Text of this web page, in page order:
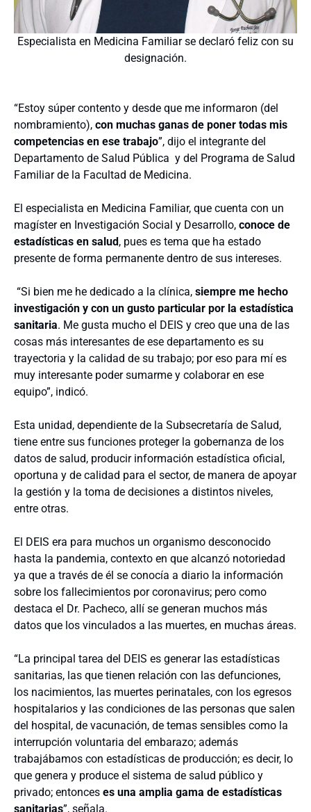
Especialista en Medicina Familiar se declaró feliz con su
designación.
“Estoy súper contento y desde que me informaron (del
nombramiento), con muchas ganas de poner todas mis
competencias en ese trabajo”, dijo el integrante del
Departamento de Salud Pública y del Programa de Salud
Familiar de la Facultad de Medicina.
El especialista en Medicina Familiar, que cuenta con un
magíster en Investigación Social y Desarrollo, conoce de
estadísticas en salud, pues es tema que ha estado
presente de forma permanente dentro de sus intereses.
“Si bien me he dedicado a la clínica, siempre me hecho
investigación y con un gusto particular por la estadística
sanitaria. Me gusta mucho el DEIS y creo que una de las
cosas más interesantes de ese departamento es su
trayectoria y la calidad de su trabajo; por eso para mí es
muy interesante poder sumarme y colaborar en ese
equipo”, indicó.
Esta unidad, dependiente de la Subsecretaría de Salud,
tiene entre sus funciones proteger la gobernanza de los
datos de salud, producir información estadística oficial,
oportuna y de calidad para el sector, de manera de apoyar
la gestión y la toma de decisiones a distintos niveles,
entre otras.
El DEIS era para muchos un organismo desconocido
hasta la pandemia, contexto en que alcanzó notoriedad
ya que a través de él se conocía a diario la información
sobre los fallecimientos por coronavirus; pero como
destaca el Dr. Pacheco, allí se generan muchos más
datos que los vinculados a las muertes, en muchas áreas.
“La principal tarea del DEIS es generar las estadísticas
sanitarias, las que tienen relación con las defunciones,
los nacimientos, las muertes perinatales, con los egresos
hospitalarios y las condiciones de las personas que salen
del hospital, de vacunación, de temas sensibles como la
interrupción voluntaria del embarazo; además
trabajábamos con estadísticas de producción; es decir, lo
que genera y produce el sistema de salud público y
privado; entonces es una amplia gama de estadísticas
sanitarias”, señala.